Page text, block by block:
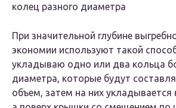
колец разного диаметра
При значительной глубине
экономии используют такой
укладываю одно или два кольца
диаметра, которые будут
объем, затем на них